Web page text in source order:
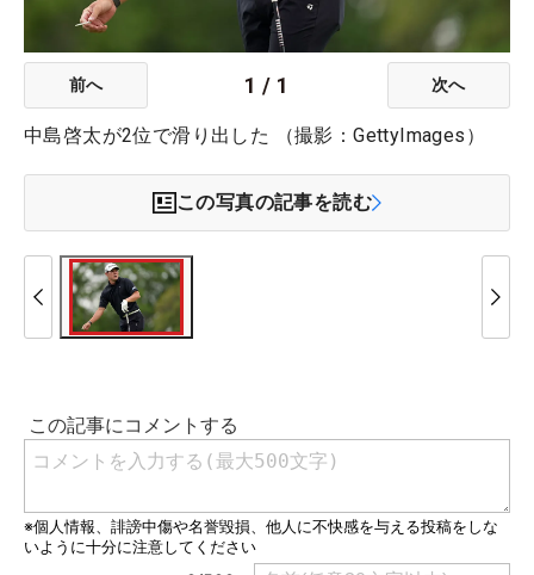
前へ 1 / 1 次へ
中島啓太が2位で滑り出した （撮影：GettyImages）
この写真の記事を読む